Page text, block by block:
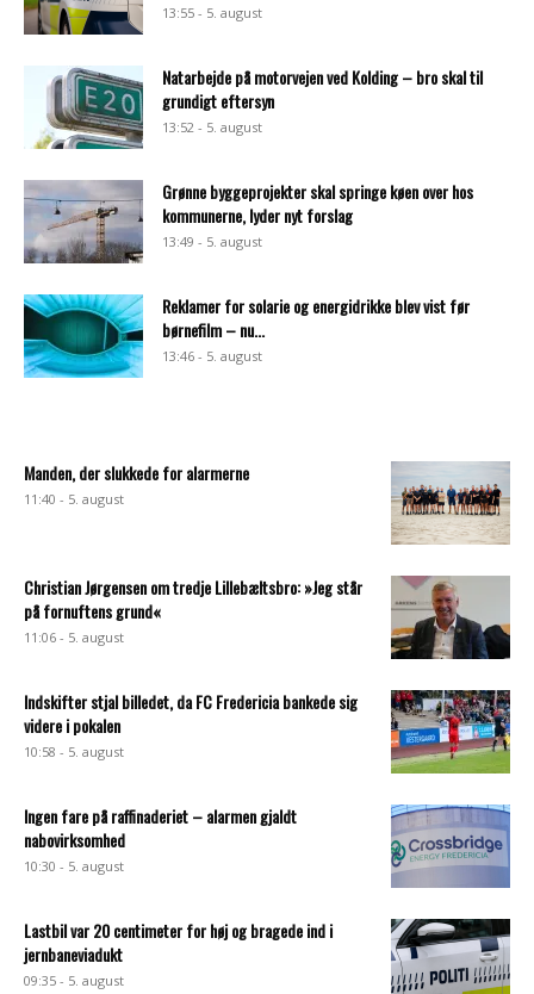
13:55 - 5. august
Natarbejde på motorvejen ved Kolding – bro skal til
grundigt eftersyn
13:52 - 5. august
Grønne byggeprojekter skal springe køen over hos
kommunerne, lyder nyt forslag
13:49 - 5. august
Reklamer for solarie og energidrikke blev vist før
børnefilm – nu...
13:46 - 5. august
Manden, der slukkede for alarmerne
11:40 - 5. august
Christian Jørgensen om tredje Lillebæltsbro: »Jeg står
på fornuftens grund«
11:06 - 5. august
Indskifter stjal billedet, da FC Fredericia bankede sig
videre i pokalen
10:58 - 5. august
Ingen fare på raffinaderiet – alarmen gjaldt
nabovirksomhed
10:30 - 5. august
Lastbil var 20 centimeter for høj og bragede ind i
jernbaneviadukt
09:35 - 5. august